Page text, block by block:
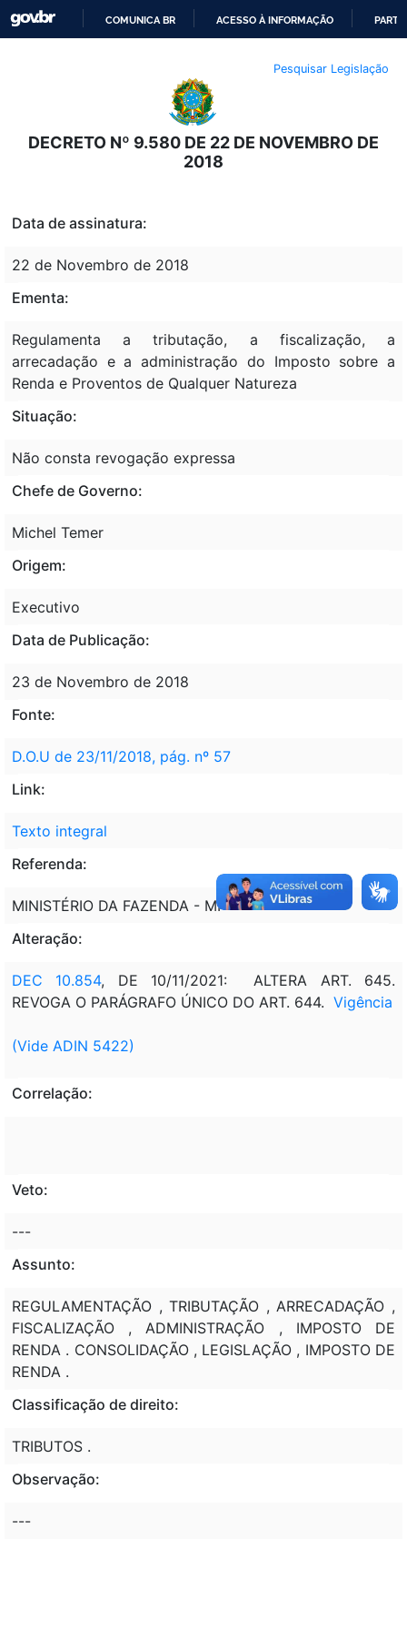
O
CONTEÚDO
COMUNICA BR ACESSO À INFORMAÇÃO
Pesquisar Legislação
DECRETO Nº 9.580 DE 22 DE NOVEMBRO DE
2018
Data de assinatura:
22 de Novembro de 2018
Ementa:
Regulamenta a tributação, a fiscalização, a
arrecadação e a administração do Imposto sobre a
Renda e Proventos de Qualquer Natureza
Situação:
Não consta revogação expressa
Chefe de Governo:
Michel Temer
Origem:
Executivo
Data de Publicação:
23 de Novembro de 2018
Fonte:
D.O.U de 23/11/2018, pág. nº 57
Link:
Texto integral
Referenda:
MINISTÉRIO DA FAZENDA - MF
Alteração:
DEC 10.854, DE 10/11/2021: ALTERA ART. 645.
REVOGA O PARÁGRAFO ÚNICO DO ART. 644. Vigência
(Vide ADIN 5422)
Correlação:
Veto:
---
Assunto:
REGULAMENTAÇÃO , TRIBUTAÇÃO , ARRECADAÇÃO ,
FISCALIZAÇÃO , ADMINISTRAÇÃO , IMPOSTO DE
RENDA . CONSOLIDAÇÃO , LEGISLAÇÃO , IMPOSTO DE
RENDA .
Classificação de direito:
TRIBUTOS .
Observação:
---